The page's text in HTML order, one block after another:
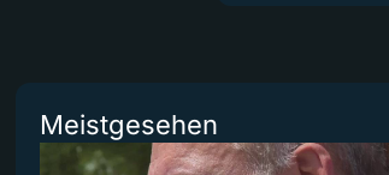
Meistgesehen